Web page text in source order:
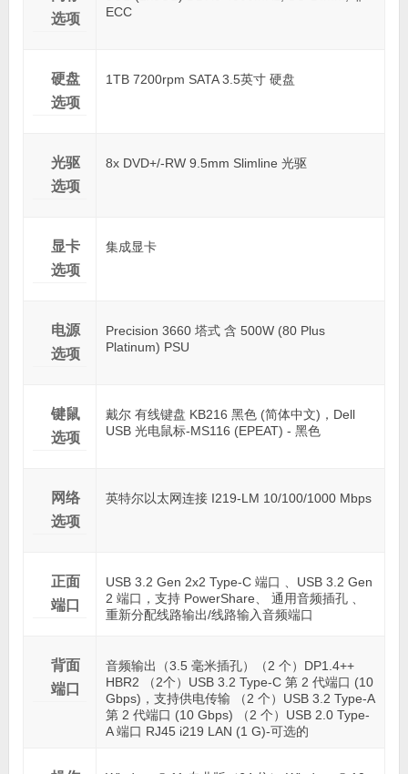
选项
ECC
硬盘
选项
1TB 7200rpm SATA 3.5英寸 硬盘
光驱
选项
8x DVD+/-RW 9.5mm Slimline 光驱
显卡
选项
集成显卡
电源
选项
Precision 3660 塔式 含 500W (80 Plus
Platinum) PSU
键鼠
选项
戴尔 有线键盘 KB216 黑色 (简体中文)，Dell
USB 光电鼠标-MS116 (EPEAT) - 黑色
网络
选项
英特尔以太网连接 I219-LM 10/100/1000 Mbps
正面
端口
USB 3.2 Gen 2x2 Type-C 端口 、USB 3.2 Gen
2 端口，支持 PowerShare、 通用音频插孔 、
重新分配线路输出/线路输入音频端口
背面
端口
音频输出（3.5 毫米插孔）（2 个）DP1.4++
HBR2 （2个）USB 3.2 Type-C 第 2 代端口 (10
Gbps)，支持供电传输 （2 个）USB 3.2 Type-A
第 2 代端口 (10 Gbps) （2 个）USB 2.0 Type-
A 端口 RJ45 i219 LAN (1 G)-可选的